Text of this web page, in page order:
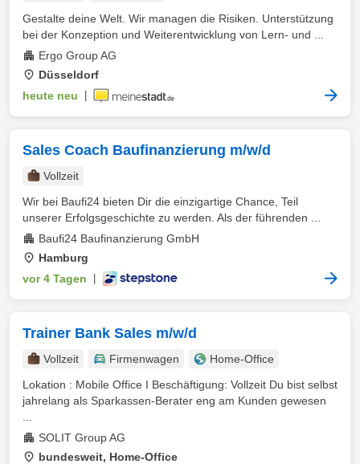
Gestalte deine Welt. Wir managen die Risiken. Unterstützung
bei der Konzeption und Weiterentwicklung von Lern- und ...
Ergo Group AG
Düsseldorf
heute neu
Sales Coach Baufinanzierung m/w/d
Vollzeit
Wir bei Baufi24 bieten Dir die einzigartige Chance, Teil
unserer Erfolgsgeschichte zu werden. Als der führenden ...
Baufi24 Baufinanzierung GmbH
Hamburg
vor 4 Tagen
Trainer Bank Sales m/w/d
Vollzeit Firmenwagen
Home-Office
Lokation : Mobile Office I Beschäftigung: Vollzeit Du bist selbst
jahrelang als Sparkassen-Berater eng am Kunden gewesen
SOLIT Group AG
bundesweit, Home-Office